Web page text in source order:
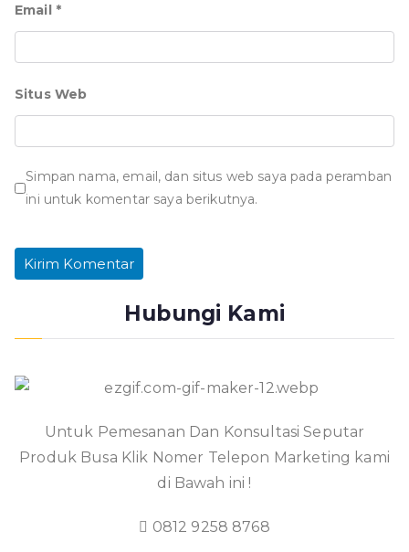
Email *
Situs Web
Simpan nama, email, dan situs web saya pada peramban
ini untuk komentar saya berikutnya.
Hubungi Kami
Untuk Pemesanan Dan Konsultasi Seputar
Produk Busa Klik Nomer Telepon Marketing kami
di Bawah ini !
0812 9258 8768